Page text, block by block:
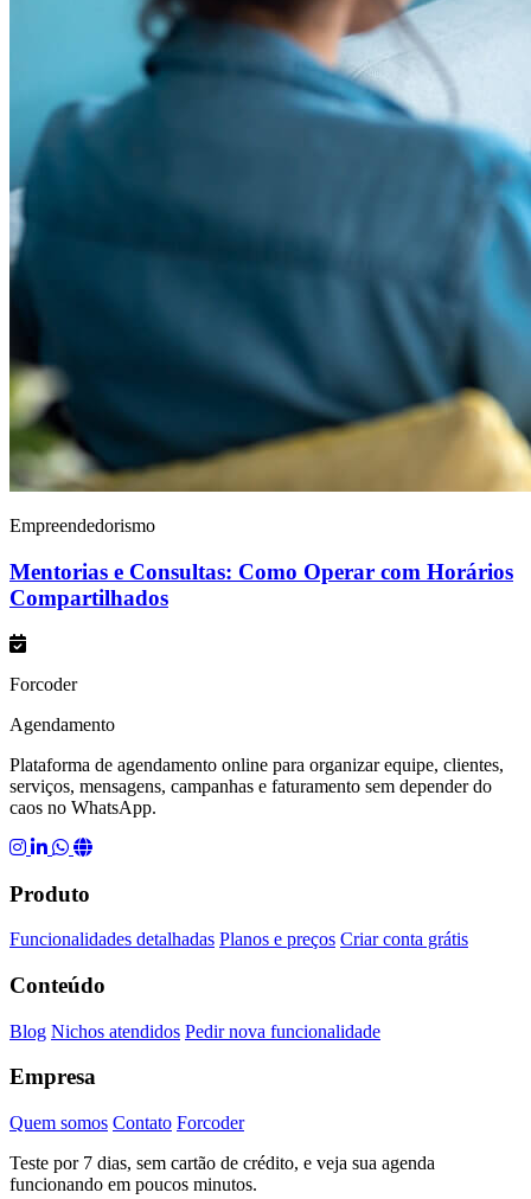
Empreendedorismo
Mentorias e Consultas: Como Operar com Horários
Compartilhados
Forcoder
Agendamento
Plataforma de agendamento online para organizar equipe, clientes,
serviços, mensagens, campanhas e faturamento sem depender do
caos no WhatsApp.
Produto
Funcionalidades detalhadas Planos e preços Criar conta grátis
Conteúdo
Blog Nichos atendidos Pedir nova funcionalidade
Empresa
Quem somos Contato Forcoder
Teste por 7 dias, sem cartão de crédito, e veja sua agenda
funcionando em poucos minutos.